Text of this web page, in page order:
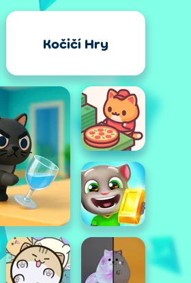
Kočičí Hry